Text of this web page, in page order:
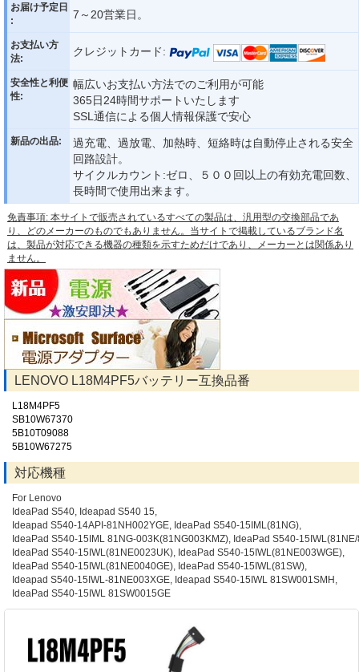
お届け予定日
:
7～20営業日。
お支払い方
法:
クレジットカード:
安全性と利便
性:
幅広いお支払い方法でのご利用が可能
365日24時間サポートいたします
SSL通信による個人情報保護で安心
新品の出品:
過充電、過放電、加熱時、短絡時は自動停止される安全
回路設計。
サイクルカウント:ゼロ、５００回以上の有効充電回数、
長時間で使用出来ます。
免責事項: 本サイトで販売されているすべての製品は、汎用型の交換部品であ
り、どのメーカーのものでもありません。当サイトで掲載しているブランド名
は、製品が対応できる機器の種類を示すためだけであり、メーカーとは関係あり
ません。
LENOVO L18M4PF5バッテリー互換品番
L18M4PF5
SB10W67370
5B10T09088
5B10W67275
対応機種
For Lenovo
IdeaPad S540, Ideapad S540 15,
Ideapad S540-14API-81NH002YGE, IdeaPad S540-15IML(81NG),
IdeaPad S540-15IML 81NG-003K(81NG003KMZ), IdeaPad S540-
IdeaPad S540-15IWL(81NE0023UK), IdeaPad S540-15IWL(81NE003WGE),
IdeaPad S540-15IWL(81NE0040GE), IdeaPad S540-15IWL(81SW),
Ideapad S540-15IWL-81NE003XGE, Ideapad S540-15IWL 81SW001SMH,
IdeaPad S540-15IWL 81SW0015GE